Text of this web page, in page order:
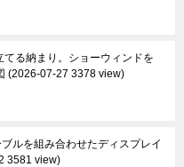
てる納まり。ショーウィンドを
2026-07-27 3378 view
ルを組み合わせたディスプレイ
3581 view